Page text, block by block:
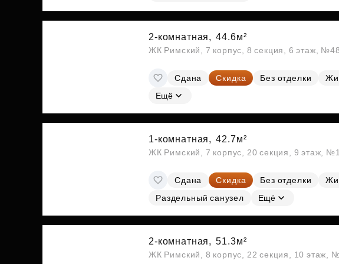
2-комнатная, 44.6м²
ЖК Римский, 7 корпус, 8 секция, 6 этаж,
Сдана Скидка Без отделки
Ещё
1-комнатная, 42.7м²
ЖК Римский, 7 корпус, 20 секция, 9 этаж,
Сдана Скидка Без отделки
Раздельный санузел
Ещё
2-комнатная, 51.3м²
ЖК Римский, 8 корпус, 22 секция, 10 этаж,